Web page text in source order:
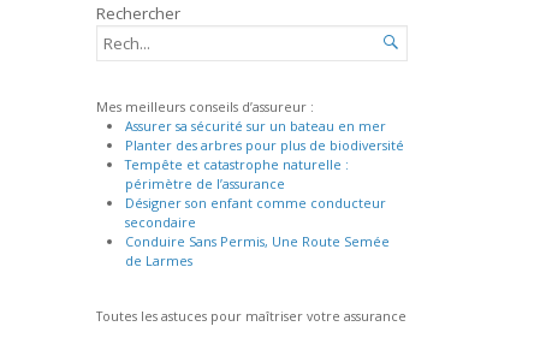
Rechercher
RECHERCHER...

Mes meilleurs conseils d’assureur :
Assurer sa sécurité sur un bateau en mer
Planter des arbres pour plus de biodiversité
Tempête et catastrophe naturelle :
périmètre de l’assurance
Désigner son enfant comme conducteur
secondaire
Conduire Sans Permis, Une Route Semée
de Larmes
Toutes les astuces pour maîtriser votre assurance